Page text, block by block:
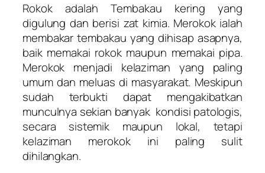
Rokok adalah Tembakau kering yang
digulung dan berisi zat kimia. Merokok ialah
membakar tembakau yang dihisap asapnya,
baik memakai rokok maupun memakai pipa.
Merokok menjadi kelaziman yang paling
umum dan meluas di masyarakat. Meskipun
sudah terbukti dapat mengakibatkan
munculnya sekian banyak kondisi patologis,
secara sistemik maupun lokal, tetapi
kelaziman merokok ini paling sulit
dihilangkan.